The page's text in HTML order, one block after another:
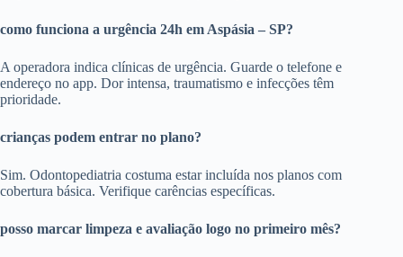
como funciona a urgência 24h em Aspásia – SP?
A operadora indica clínicas de urgência. Guarde o telefone e
endereço no app. Dor intensa, traumatismo e infecções têm
prioridade.
crianças podem entrar no plano?
Sim. Odontopediatria costuma estar incluída nos planos com
cobertura básica. Verifique carências específicas.
posso marcar limpeza e avaliação logo no primeiro mês?